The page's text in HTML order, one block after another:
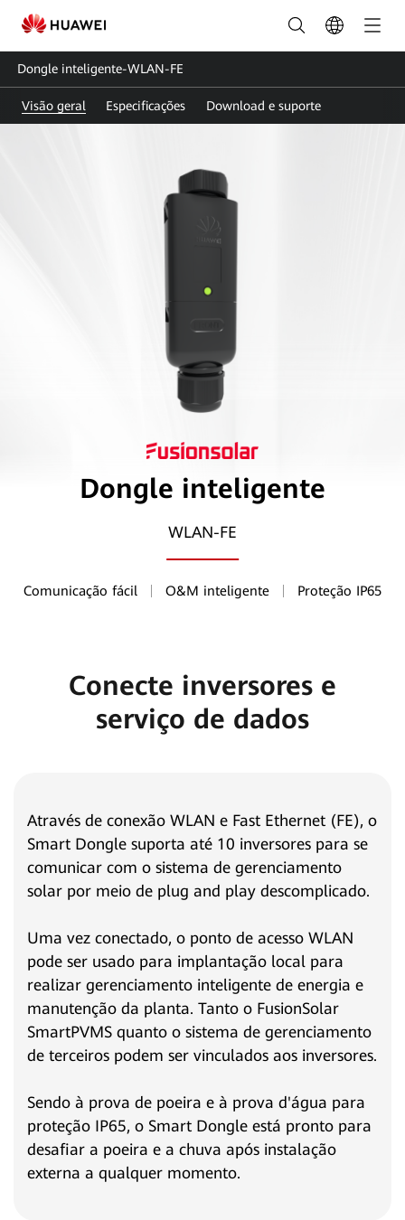
Dongle
inteligente-
WLAN-
FE
Dongle inteligente-WLAN-FE
Visão geral Especificações Download e suporte
Dongle inteligente
WLAN-FE
Comunicação fácil O&M inteligente Proteção IP65
Conecte inversores e
serviço de dados
Através de conexão WLAN e Fast Ethernet (FE), o
Smart Dongle suporta até 10 inversores para se
comunicar com o sistema de gerenciamento
solar por meio de plug and play descomplicado.
Uma vez conectado, o ponto de acesso WLAN
pode ser usado para implantação local para
realizar gerenciamento inteligente de energia e
manutenção da planta. Tanto o FusionSolar
SmartPVMS quanto o sistema de gerenciamento
de terceiros podem ser vinculados aos inversores.
Sendo à prova de poeira e à prova d'água para
proteção IP65, o Smart Dongle está pronto para
desafiar a poeira e a chuva após instalação
externa a qualquer momento.